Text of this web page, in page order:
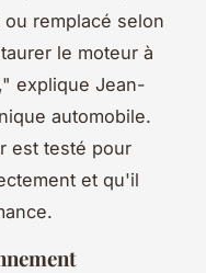
remplacé selon
le moteur à
explique Jean-
automobile.
est testé pour
et qu'il